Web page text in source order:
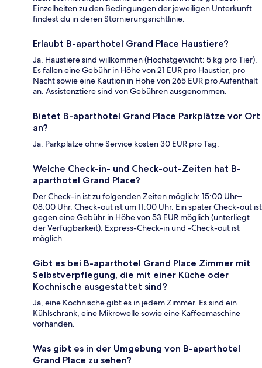
Einzelheiten zu den Bedingungen der jeweiligen Unterkunft
findest du in deren Stornierungsrichtlinie.
Erlaubt B-aparthotel Grand Place Haustiere?
Ja, Haustiere sind willkommen (Höchstgewicht: 5 kg pro Tier).
Es fallen eine Gebühr in Höhe von 21 EUR pro Haustier, pro
Nacht sowie eine Kaution in Höhe von 265 EUR pro Aufenthalt
an. Assistenztiere sind von Gebühren ausgenommen.
Bietet B-aparthotel Grand Place Parkplätze vor Ort
an?
Ja. Parkplätze ohne Service kosten 30 EUR pro Tag.
Welche Check-in- und Check-out-Zeiten hat B-
aparthotel Grand Place?
Der Check-in ist zu folgenden Zeiten möglich: 15:00 Uhr–
08:00 Uhr. Check-out ist um 11:00 Uhr. Ein später Check-out ist
gegen eine Gebühr in Höhe von 53 EUR möglich (unterliegt
der Verfügbarkeit). Express-Check-in und -Check-out ist
möglich.
Gibt es bei B-aparthotel Grand Place Zimmer mit
Selbstverpflegung, die mit einer Küche oder
Kochnische ausgestattet sind?
Ja, eine Kochnische gibt es in jedem Zimmer. Es sind ein
Kühlschrank, eine Mikrowelle sowie eine Kaffeemaschine
vorhanden.
Was gibt es in der Umgebung von B-aparthotel
Grand Place zu sehen?